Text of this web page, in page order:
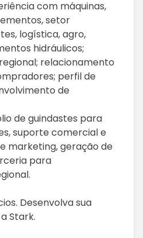
com máquinas,
setor
logística, agro,
hidráulicos;
relacionamento
perfil de
de
de guindastes para
suporte comercial e
marketing, geração de
para
Desenvolva sua
Stark.